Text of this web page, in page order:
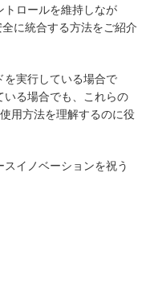
トロールを維持しなが
に統合する方法をご紹介
を実行している場合で
いる場合でも、これらの
用方法を理解するのに役
イノベーションを祝う